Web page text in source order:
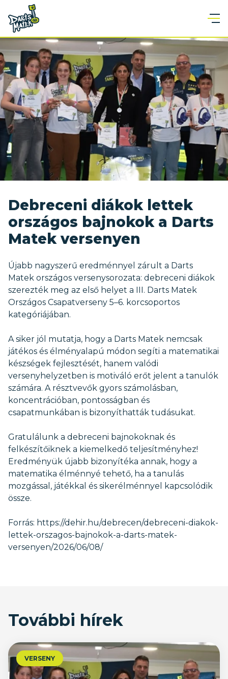
Debreceni diákok lettek
országos bajnokok a Darts
Matek versenyen
Újabb nagyszerű eredménnyel zárult a Darts
Matek országos versenysorozata: debreceni diákok
szerezték meg az első helyet a III. Darts Matek
Országos Csapatverseny 5–6. korcsoportos
kategóriájában.
A siker jól mutatja, hogy a Darts Matek nemcsak
játékos és élményalapú módon segíti a matematikai
készségek fejlesztését, hanem valódi
versenyhelyzetben is motiváló erőt jelent a tanulók
számára. A résztvevők gyors számolásban,
koncentrációban, pontosságban és
csapatmunkában is bizonyíthatták tudásukat.
Gratulálunk a debreceni bajnokoknak és
felkészítőiknek a kiemelkedő teljesítményhez!
Eredményük újabb bizonyítéka annak, hogy a
matematika élménnyé tehető, ha a tanulás
mozgással, játékkal és sikerélménnyel kapcsolódik
össze.
Forrás: https://dehir.hu/debrecen/debreceni-diakok-
lettek-orszagos-bajnokok-a-darts-matek-
versenyen/2026/06/08/
További hírek
VERSENY